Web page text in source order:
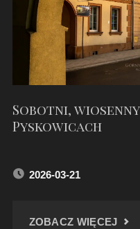
Sobotni,
Pyskowicach
2026-03-21
ZOBACZ WIĘCEJ